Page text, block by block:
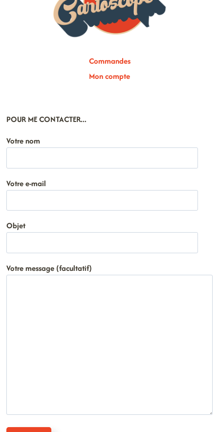
Commandes
Mon compte
POUR ME CONTACTER...
Votre nom
Votre e-mail
Objet
Votre message (facultatif)